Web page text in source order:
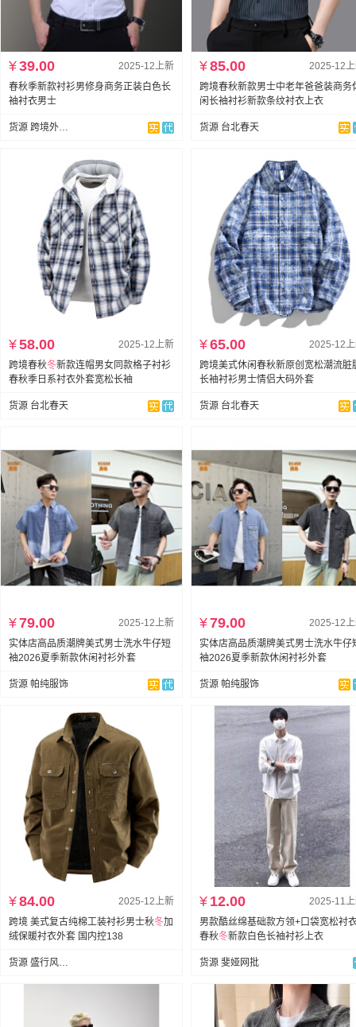
2025-12上新
¥39.00
春秋季新款衬衫男修身商务正装白色长
袖衬衣男士
货源 跨境外贸专供
2025-12
¥85.00
跨境春秋新款男士中老年爸爸装商务
闲长袖衬衫新款条纹衬衣上衣
货源 台北春天
2025-12上新
¥58.00
跨境春秋冬新款连帽男女同款格子衬衫
春秋季日系衬衣外套宽松长袖
货源 台北春天
2025-12
¥65.00
跨境美式休闲春秋新原创宽松潮流脏
长袖衬衫男士情侣大码外套
货源 台北春天
2025-12上新
¥79.00
实体店高品质潮牌美式男士洗水牛仔短
袖2026夏季新款休闲衬衫外套
货源 帕纯服饰
2025-12
¥79.00
实体店高品质潮牌美式男士洗水牛仔
袖2026夏季新款休闲衬衫外套
货源 帕纯服饰
2025-12上新
¥84.00
跨境 美式复古纯棉工装衬衫男士秋冬加
绒保暖衬衣外套 国内控138
货源 盛行风男装
2025-11
¥ 12.00
男款酷丝绵基础款方领+口袋宽松衬
春秋冬新款白色长袖衬衫上衣
货源 斐娅网批